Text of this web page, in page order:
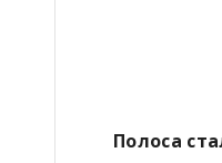
Полоса